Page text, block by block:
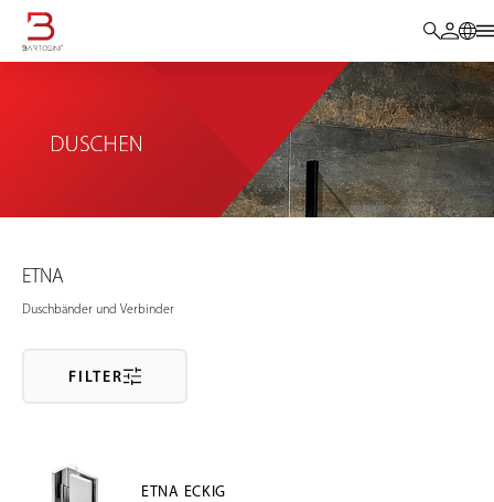
ETNA
Duschbänder und Verbinder
FILTER
ETNA ECKIG